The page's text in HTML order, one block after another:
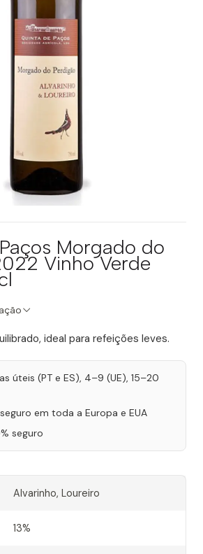
Morgado do
Vinho Verde
ideal para refeições leves.
úteis (PT e ES), 4–9 (UE), 15–20
em toda a Europa e EUA
seguro
Alvarinho, Loureiro
13%